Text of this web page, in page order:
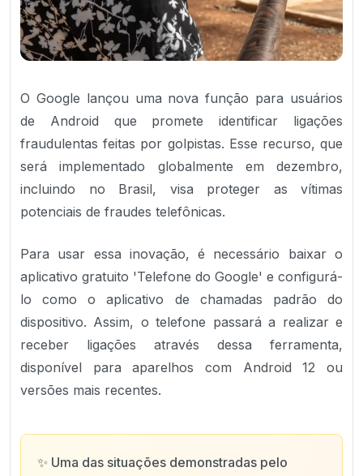
O Google lançou uma nova função para usuários
de Android que promete identificar ligações
fraudulentas feitas por golpistas. Esse recurso, que
será implementado globalmente em dezembro,
incluindo no Brasil, visa proteger as vítimas
potenciais de fraudes telefônicas.
Para usar essa inovação, é necessário baixar o
aplicativo gratuito 'Telefone do Google' e configurá-
lo como o aplicativo de chamadas padrão do
dispositivo. Assim, o telefone passará a realizar e
receber ligações através dessa ferramenta,
disponível para aparelhos com Android 12 ou
versões mais recentes.
✨ Uma das situações demonstradas pelo